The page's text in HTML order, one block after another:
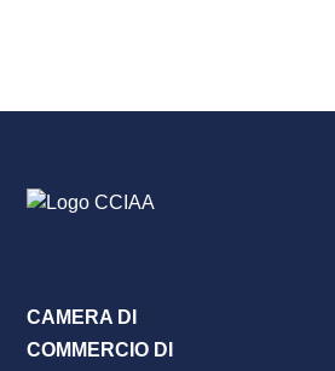
CAMERA DI
COMMERCIO DI